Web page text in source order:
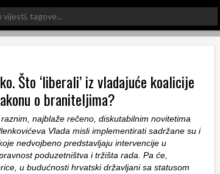
Što ‘liberali’ iz vladajuće koalicije
o braniteljima?
najblaže rečeno, diskutabilnim novitetima
Vlada misli implementirati sadržane su i
nedvojbeno predstavljaju intervencije u
poduzetništva i tržišta rada. Pa će,
u budućnosti hrvatski državljani sa statusom